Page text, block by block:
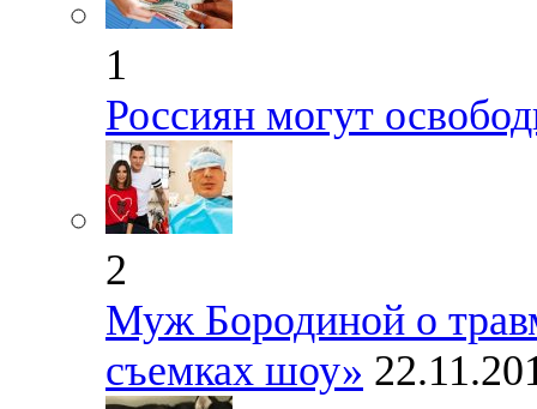
1
Россиян могут
2
Муж Бородиной о
съемках шоу»